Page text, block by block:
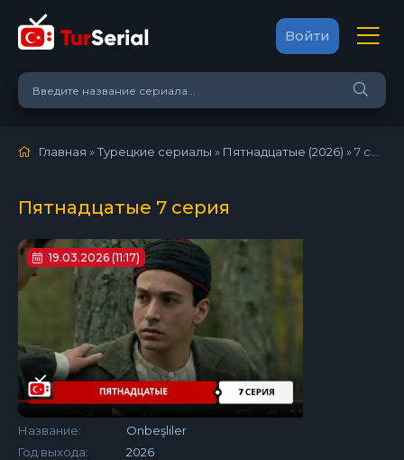
Войти
Главная »Турецкие сериалы » Пятнадцатые (2026) »7 серия
Пятнадцатые 7 серия
19.03.2026 (11:17)
Название:
Onbeşliler
Год выхода:
2026